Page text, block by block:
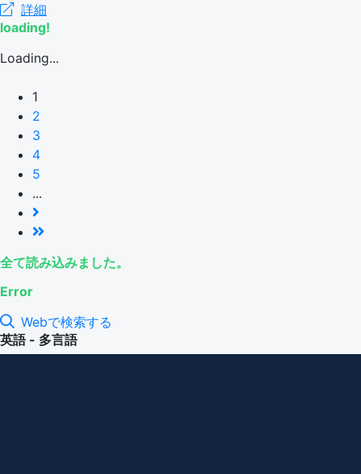
詳細
loading!
Loading...
1
2
3
4
5
...
全て読み込みました。
Error
Webで検索する
英語 - 多言語